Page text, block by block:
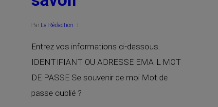
Par La Rédaction
Entrez vos informations ci-dessous.
IDENTIFIANT OU ADRESSE EMAIL MOT
DE PASSE Se souvenir de moi Mot de
passe oublié ?